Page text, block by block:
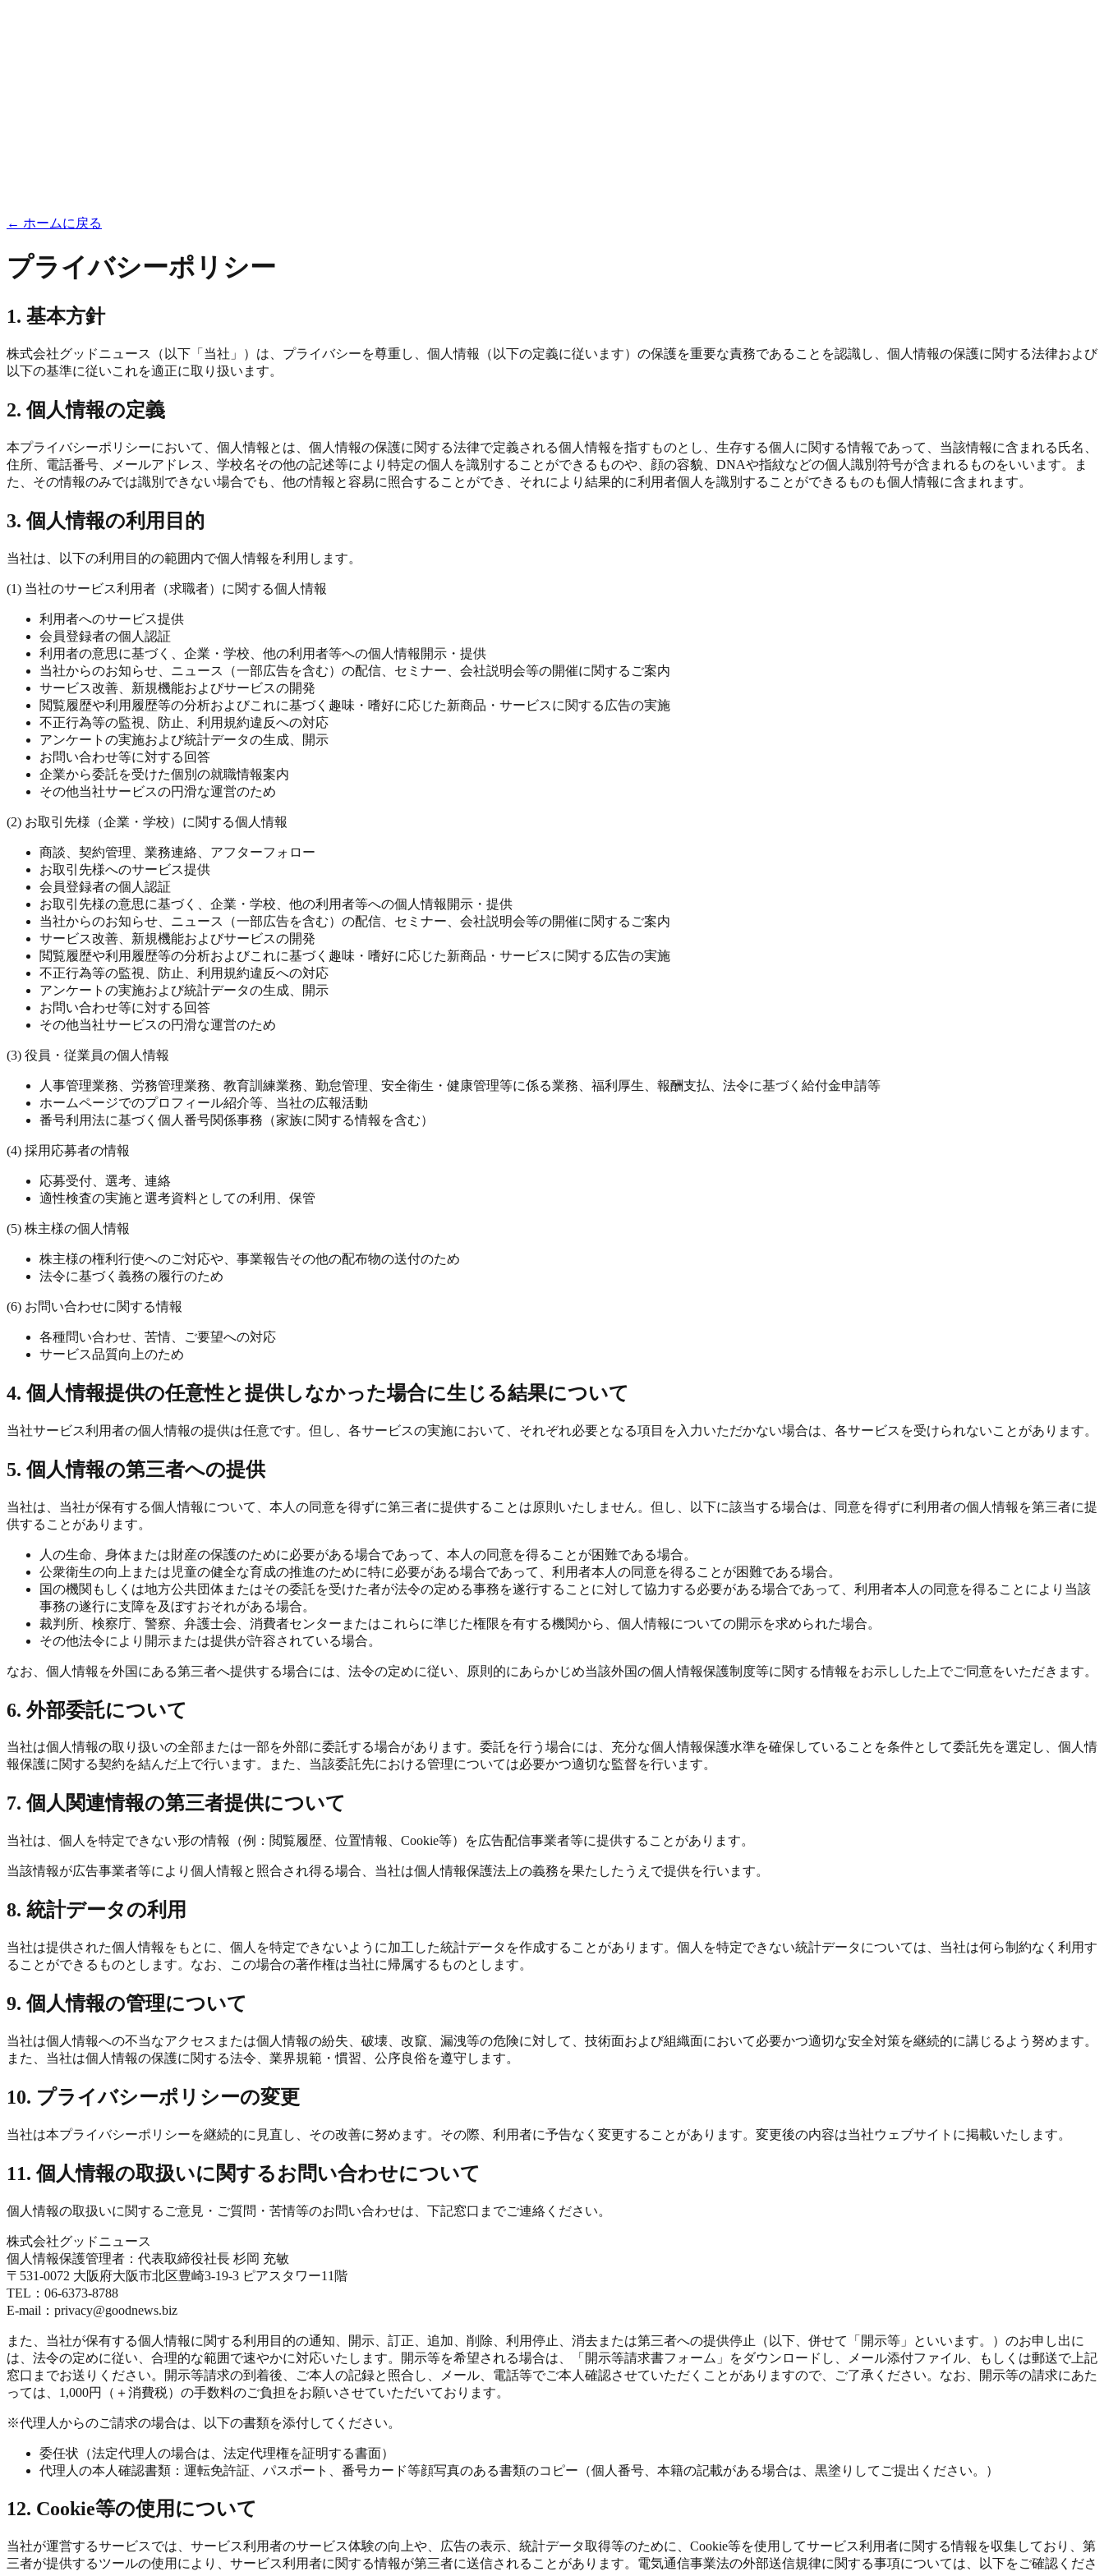
← ホームに戻る
プライバシーポリシー
1. 基本方針
株式会社グッドニュース（以下「当社」）は、プライバシーを尊重し、個人情報（以下の定義に従います）の保護を重要な責務であることを認識し、個人情報の保護に関する法律および
以下の基準に従いこれを適正に取り扱います。
2. 個人情報の定義
本プライバシーポリシーにおいて、個人情報とは、個人情報の保護に関する法律で定義される個人情報を指すものとし、生存する個人に関する情報であって、当該情報に含まれる氏名、
住所、電話番号、メールアドレス、学校名その他の記述等により特定の個人を識別することができるものや、顔の容貌、DNAや指紋などの個人識別符号が含まれるものをいいます。ま
た、その情報のみでは識別できない場合でも、他の情報と容易に照合することができ、それにより結果的に利用者個人を識別することができるものも個人情報に含まれます。
3. 個人情報の利用目的
当社は、以下の利用目的の範囲内で個人情報を利用します。
(1) 当社のサービス利用者（求職者）に関する個人情報
利用者へのサービス提供
会員登録者の個人認証
利用者の意思に基づく、企業・学校、他の利用者等への個人情報開示・提供
当社からのお知らせ、ニュース（一部広告を含む）の配信、セミナー、会社説明会等の開催に関するご案内
サービス改善、新規機能およびサービスの開発
閲覧履歴や利用履歴等の分析およびこれに基づく趣味・嗜好に応じた新商品・サービスに関する広告の実施
不正行為等の監視、防止、利用規約違反への対応
アンケートの実施および統計データの生成、開示
お問い合わせ等に対する回答
企業から委託を受けた個別の就職情報案内
その他当社サービスの円滑な運営のため
(2) お取引先様（企業・学校）に関する個人情報
商談、契約管理、業務連絡、アフターフォロー
お取引先様へのサービス提供
会員登録者の個人認証
お取引先様の意思に基づく、企業・学校、他の利用者等への個人情報開示・提供
当社からのお知らせ、ニュース（一部広告を含む）の配信、セミナー、会社説明会等の開催に関するご案内
サービス改善、新規機能およびサービスの開発
閲覧履歴や利用履歴等の分析およびこれに基づく趣味・嗜好に応じた新商品・サービスに関する広告の実施
不正行為等の監視、防止、利用規約違反への対応
アンケートの実施および統計データの生成、開示
お問い合わせ等に対する回答
その他当社サービスの円滑な運営のため
(3) 役員・従業員の個人情報
人事管理業務、労務管理業務、教育訓練業務、勤怠管理、安全衛生・健康管理等に係る業務、福利厚生、報酬支払、法令に基づく給付金申請等
ホームページでのプロフィール紹介等、当社の広報活動
番号利用法に基づく個人番号関係事務（家族に関する情報を含む）
(4) 採用応募者の情報
応募受付、選考、連絡
適性検査の実施と選考資料としての利用、保管
(5) 株主様の個人情報
株主様の権利行使へのご対応や、事業報告その他の配布物の送付のため
法令に基づく義務の履行のため
(6) お問い合わせに関する情報
各種問い合わせ、苦情、ご要望への対応
サービス品質向上のため
4. 個人情報提供の任意性と提供しなかった場合に生じる結果について
当社サービス利用者の個人情報の提供は任意です。但し、各サービスの実施において、それぞれ必要となる項目を入力いただかない場合は、各サービスを受けられないことがあります。
5. 個人情報の第三者への提供
当社は、当社が保有する個人情報について、本人の同意を得ずに第三者に提供することは原則いたしません。但し、以下に該当する場合は、同意を得ずに利用者の個人情報を第三者に提
供することがあります。
人の生命、身体または財産の保護のために必要がある場合であって、本人の同意を得ることが困難である場合。
公衆衛生の向上または児童の健全な育成の推進のために特に必要がある場合であって、利用者本人の同意を得ることが困難である場合。
国の機関もしくは地方公共団体またはその委託を受けた者が法令の定める事務を遂行することに対して協力する必要がある場合であって、利用者本人の同意を得ることにより当該
事務の遂行に支障を及ぼすおそれがある場合。
裁判所、検察庁、警察、弁護士会、消費者センターまたはこれらに準じた権限を有する機関から、個人情報についての開示を求められた場合。
その他法令により開示または提供が許容されている場合。
なお、個人情報を外国にある第三者へ提供する場合には、法令の定めに従い、原則的にあらかじめ当該外国の個人情報保護制度等に関する情報をお示しした上でご同意をいただきます。
6. 外部委託について
当社は個人情報の取り扱いの全部または一部を外部に委託する場合があります。委託を行う場合には、充分な個人情報保護水準を確保していることを条件として委託先を選定し、個人情
報保護に関する契約を結んだ上で行います。また、当該委託先における管理については必要かつ適切な監督を行います。
7. 個人関連情報の第三者提供について
当社は、個人を特定できない形の情報（例：閲覧履歴、位置情報、Cookie等）を広告配信事業者等に提供することがあります。
当該情報が広告事業者等により個人情報と照合され得る場合、当社は個人情報保護法上の義務を果たしたうえで提供を行います。
8. 統計データの利用
当社は提供された個人情報をもとに、個人を特定できないように加工した統計データを作成することがあります。個人を特定できない統計データについては、当社は何ら制約なく利用す
ることができるものとします。なお、この場合の著作権は当社に帰属するものとします。
9. 個人情報の管理について
当社は個人情報への不当なアクセスまたは個人情報の紛失、破壊、改竄、漏洩等の危険に対して、技術面および組織面において必要かつ適切な安全対策を継続的に講じるよう努めます。
また、当社は個人情報の保護に関する法令、業界規範・慣習、公序良俗を遵守します。
10. プライバシーポリシーの変更
当社は本プライバシーポリシーを継続的に見直し、その改善に努めます。その際、利用者に予告なく変更することがあります。変更後の内容は当社ウェブサイトに掲載いたします。
11. 個人情報の取扱いに関するお問い合わせについて
個人情報の取扱いに関するご意見・ご質問・苦情等のお問い合わせは、下記窓口までご連絡ください。
株式会社グッドニュース
個人情報保護管理者：代表取締役社長 杉岡 充敏
〒531-0072 大阪府大阪市北区豊崎3-19-3 ピアスタワー11階
TEL：06-6373-8788
E-mail：privacy@goodnews.biz
また、当社が保有する個人情報に関する利用目的の通知、開示、訂正、追加、削除、利用停止、消去または第三者への提供停止（以下、併せて「開示等」といいます。）のお申し出に
は、法令の定めに従い、合理的な範囲で速やかに対応いたします。開示等を希望される場合は、「開示等請求書フォーム」をダウンロードし、メール添付ファイル、もしくは郵送で上記
窓口までお送りください。開示等請求の到着後、ご本人の記録と照合し、メール、電話等でご本人確認させていただくことがありますので、ご了承ください。なお、開示等の請求にあた
っては、1,000円（＋消費税）の手数料のご負担をお願いさせていただいております。
※代理人からのご請求の場合は、以下の書類を添付してください。
委任状（法定代理人の場合は、法定代理権を証明する書面）
代理人の本人確認書類：運転免許証、パスポート、番号カード等顔写真のある書類のコピー（個人番号、本籍の記載がある場合は、黒塗りしてご提出ください。）
12. Cookie等の使用について
当社が運営するサービスでは、サービス利用者のサービス体験の向上や、広告の表示、統計データ取得等のために、Cookie等を使用してサービス利用者に関する情報を収集しており、第
三者が提供するツールの使用により、サービス利用者に関する情報が第三者に送信されることがあります。電気通信事業法の外部送信規律に関する事項については、以下をご確認くださ